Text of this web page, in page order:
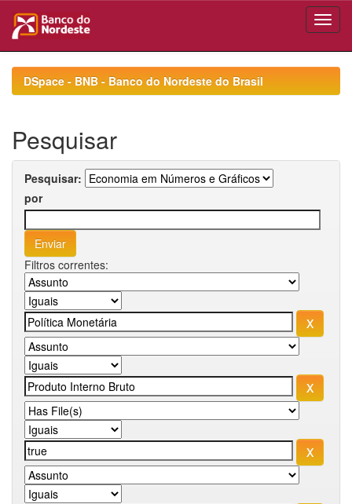
navigationDSpace - BNB - Banco do Nordeste do Brasil
Pesquisar
Pesquisar:
por
Filtros correntes: